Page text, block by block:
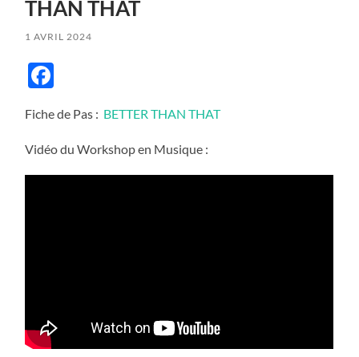
THAN THAT
1 AVRIL 2024
Fiche de Pas : BETTER THAN THAT
Vidéo du Workshop en Musique :